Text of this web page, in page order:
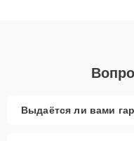
Выдаётся ли вами